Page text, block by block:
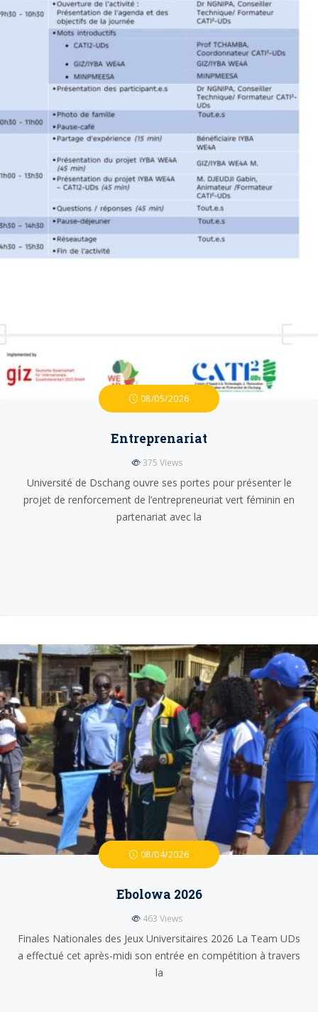
08/05/2026
Entreprenariat
375 Views
Université de Dschang ouvre ses portes pour présenter le
projet de renforcement de l’entrepreneuriat vert féminin en
partenariat avec la
08/04/2026
Ebolowa 2026
463 Views
Finales Nationales des Jeux Universitaires 2026 La Team UDs
a effectué cet après-midi son entrée en compétition à travers
la